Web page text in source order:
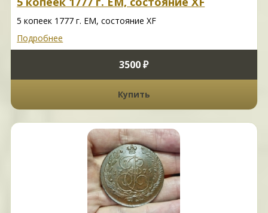
5 копеек 1777 г. ЕМ, состояние XF
Подробнее
3500 ₽
Купить